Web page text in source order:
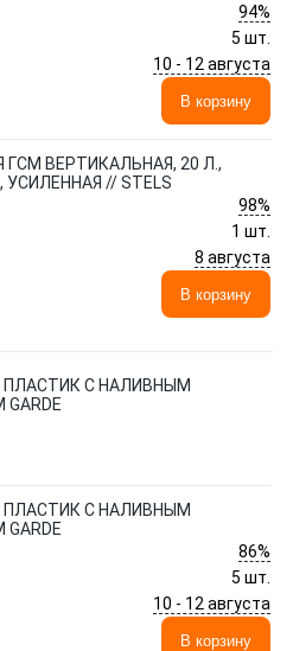
94%
5 шт.
10 - 12 августа
В корзину
ВЕРТИКАЛЬНАЯ, 20 Л.,
// STELS
98%
1 шт.
8 августа
В корзину
ПЛАСТИК С НАЛИВНЫМ
ПЛАСТИК С НАЛИВНЫМ
86%
5 шт.
10 - 12 августа
В корзину